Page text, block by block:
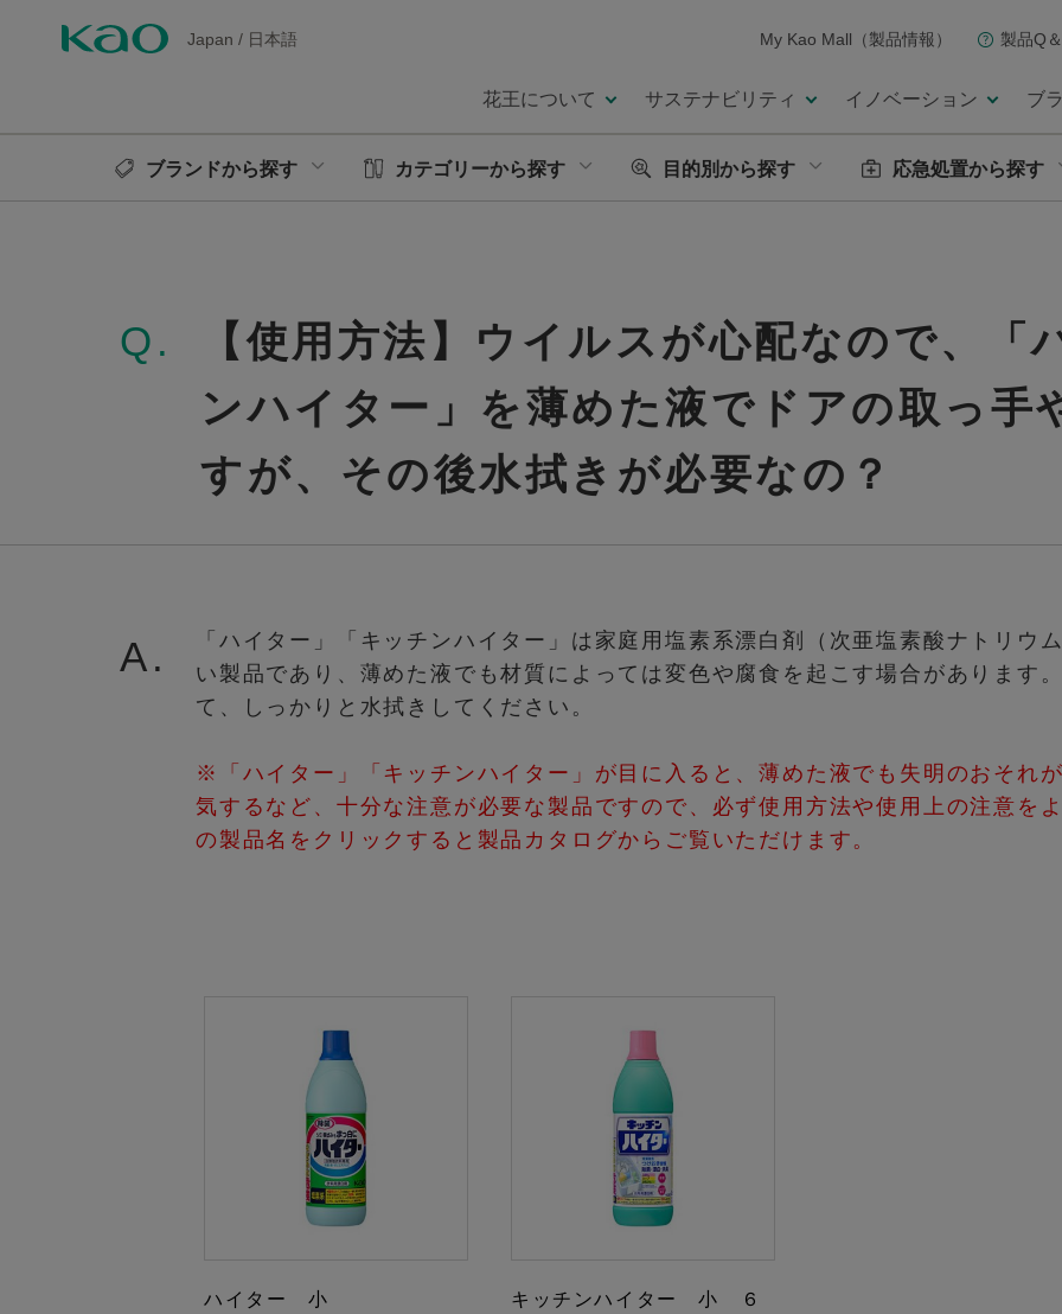
Japan / 日本語 My Kao Mall（製品情報） 製品Q
花王について サステナビリティ イノベーション ブ
ブランドから探す カテゴリーから探す 目的別から探す 応急処置から探す
Q.
【使用方法】ウイルスが心配なので、「
ンハイター」を薄めた液でドアの取っ手
すが、その後水拭きが必要なの？
A.
「ハイター」「キッチンハイター」は家庭用塩素系漂白剤（次亜塩素酸ナトリウ
い製品であり、薄めた液でも材質によっては変色や腐食を起こす場合があります
て、しっかりと水拭きしてください。
※「ハイター」「キッチンハイター」が目に入ると、薄めた液でも失明のおそれ
気するなど、十分な注意が必要な製品ですので、必ず使用方法や使用上の注意を
の製品名をクリックすると製品カタログからご覧いただけます。
ハイター 小
キッチンハイター 小 ６